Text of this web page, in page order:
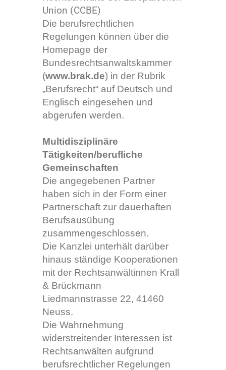
Union (CCBE)
Die berufsrechtlichen
Regelungen können über die
Homepage der
Bundesrechtsanwaltskammer
(www.brak.de) in der Rubrik
„Berufsrecht“ auf Deutsch und
Englisch eingesehen und
abgerufen werden.
Multidisziplinäre
Tätigkeiten/berufliche
Gemeinschaften
Die angegebenen Partner
haben sich in der Form einer
Partnerschaft zur dauerhaften
Berufsausübung
zusammengeschlossen.
Die Kanzlei unterhält darüber
hinaus ständige Kooperationen
mit der Rechtsanwältinnen Krall
& Brückmann
Liedmannstrasse 22, 41460
Neuss.
Die Wahrnehmung
widerstreitender Interessen ist
Rechtsanwälten aufgrund
berufsrechtlicher Regelungen